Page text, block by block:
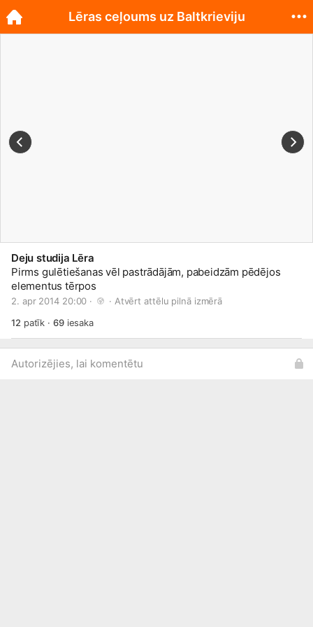
Deju studija Lēra
Pirms gulētiešanas vēl pastrādājām, pabeidzām pēdējos
elementus tērpos
2. apr 2014 20:00 · · Atvērt attēlu pilnā izmērā
12 patīk · 69iesaka
Autorizējies, lai komentētu
Lēras ceļoums uz Baltkrieviju